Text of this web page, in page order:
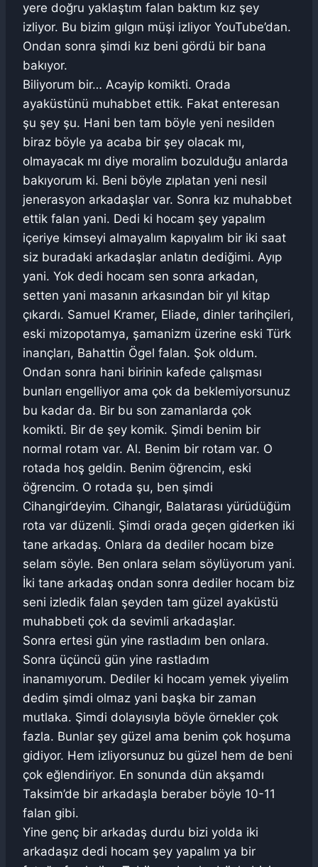
yere doğru yaklaştım falan baktım kız şey
izliyor. Bu bizim gılgın müşi izliyor YouTube’dan.
Ondan sonra şimdi kız beni gördü bir bana
bakıyor.
Biliyorum bir… Acayip komikti. Orada
ayaküstünü muhabbet ettik. Fakat enteresan
şu şey şu. Hani ben tam böyle yeni nesilden
biraz böyle ya acaba bir şey olacak mı,
olmayacak mı diye moralim bozulduğu anlarda
bakıyorum ki. Beni böyle zıplatan yeni nesil
jenerasyon arkadaşlar var. Sonra kız muhabbet
ettik falan yani. Dedi ki hocam şey yapalım
içeriye kimseyi almayalım kapıyalım bir iki saat
siz buradaki arkadaşlar anlatın dediğimi. Ayıp
yani. Yok dedi hocam sen sonra arkadan,
setten yani masanın arkasından bir yıl kitap
çıkardı. Samuel Kramer, Eliade, dinler tarihçileri,
eski mizopotamya, şamanizm üzerine eski Türk
inançları, Bahattin Ögel falan. Şok oldum.
Ondan sonra hani birinin kafede çalışması
bunları engelliyor ama çok da beklemiyorsunuz
bu kadar da. Bir bu son zamanlarda çok
komikti. Bir de şey komik. Şimdi benim bir
normal rotam var. Al. Benim bir rotam var. O
rotada hoş geldin. Benim öğrencim, eski
öğrencim. O rotada şu, ben şimdi
Cihangir’deyim. Cihangir, Balatarası yürüdüğüm
rota var düzenli. Şimdi orada geçen giderken iki
tane arkadaş. Onlara da dediler hocam bize
selam söyle. Ben onlara selam söylüyorum yani.
İki tane arkadaş ondan sonra dediler hocam biz
seni izledik falan şeyden tam güzel ayaküstü
muhabbeti çok da sevimli arkadaşlar.
Sonra ertesi gün yine rastladım ben onlara.
Sonra üçüncü gün yine rastladım
inanamıyorum. Dediler ki hocam yemek yiyelim
dedim şimdi olmaz yani başka bir zaman
mutlaka. Şimdi dolayısıyla böyle örnekler çok
fazla. Bunlar şey güzel ama benim çok hoşuma
gidiyor. Hem izliyorsunuz bu güzel hem de beni
çok eğlendiriyor. En sonunda dün akşamdı
Taksim’de bir arkadaşla beraber böyle 10-11
falan gibi.
Yine genç bir arkadaş durdu bizi yolda iki
arkadaşız dedi hocam şey yapalım ya bir